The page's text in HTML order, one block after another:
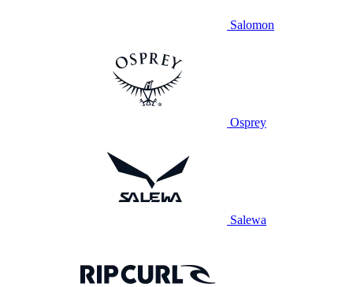
Salomon
Osprey
Salewa